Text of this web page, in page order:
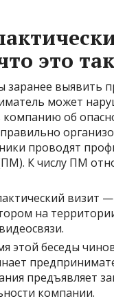
это
заранее выявить
может
компанию об
проводят
К числу ПМ
визит —
на
этой беседы
предъявляет
компании.